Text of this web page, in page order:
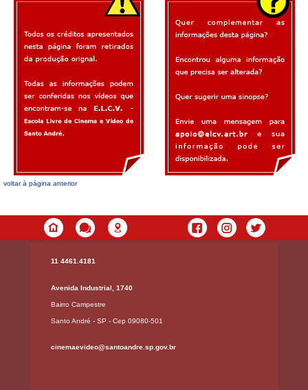
voltar à página anterior
11 4461.4181
Avenida Industrial, 1740
Bairro Campestre
Santo André - SP - Cep 09080-501
cinemaevideo@santoandre.sp.gov.br